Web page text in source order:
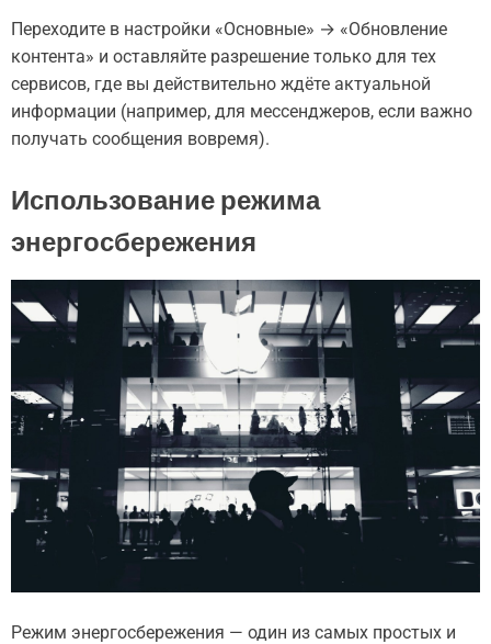
Переходите в настройки «Основные» → «Обновление
контента» и оставляйте разрешение только для тех
сервисов, где вы действительно ждёте актуальной
информации (например, для мессенджеров, если важно
получать сообщения вовремя).
Использование режима
энергосбережения
Режим энергосбережения — один из самых простых и